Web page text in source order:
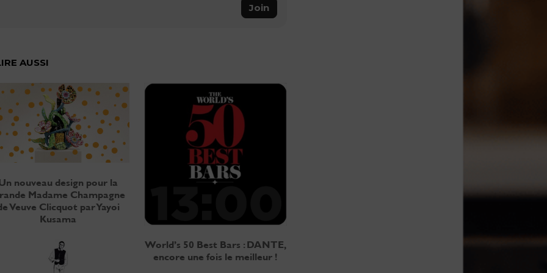
Join
AUSSI
nouveau design pour la
Madame Champagne
Veuve Clicquot par Yayoi
Kusama
World’s 50 Best Bars : DANTE,
encore une fois le meilleur !